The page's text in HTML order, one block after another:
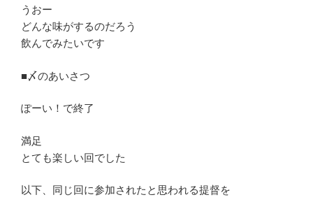
うおー
どんな味がするのだろう
飲んでみたいです
■〆のあいさつ
ぽーい！で終了
満足
とても楽しい回でした
以下、同じ回に参加されたと思われる提督を